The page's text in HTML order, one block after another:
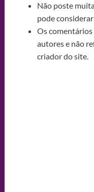
Não poste
pode
Os comentários
autores e não
criador do site.